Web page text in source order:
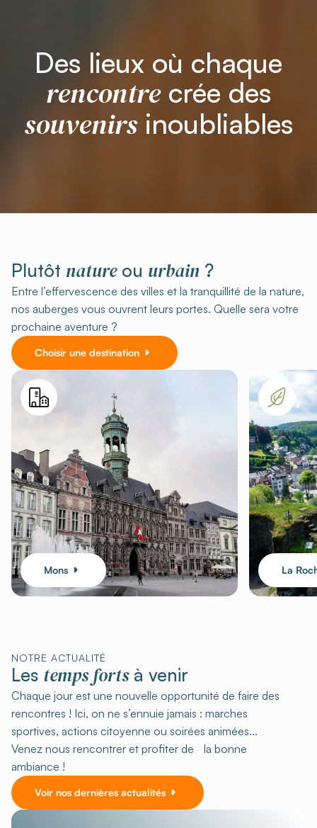
Des lieux où chaque
rencontrecrée des
souvenirsinoubliables
Plutôt natureou urbain ?
Entre l’effervescence des villes et la tranquillité de la nature,
nos auberges vous ouvrent leurs portes. Quelle sera votre
prochaine aventure ?
Choisir une destination
Mons La
NOTRE ACTUALITÉ
Les temps fortsà venir
Chaque jour est une nouvelle opportunité de faire des
rencontres ! Ici, on ne s’ennuie jamais : marches
sportives, actions citoyenne ou soirées animées...
Venez nous rencontrer et profiter de la bonne
ambiance !
Voir nos dernières actualités